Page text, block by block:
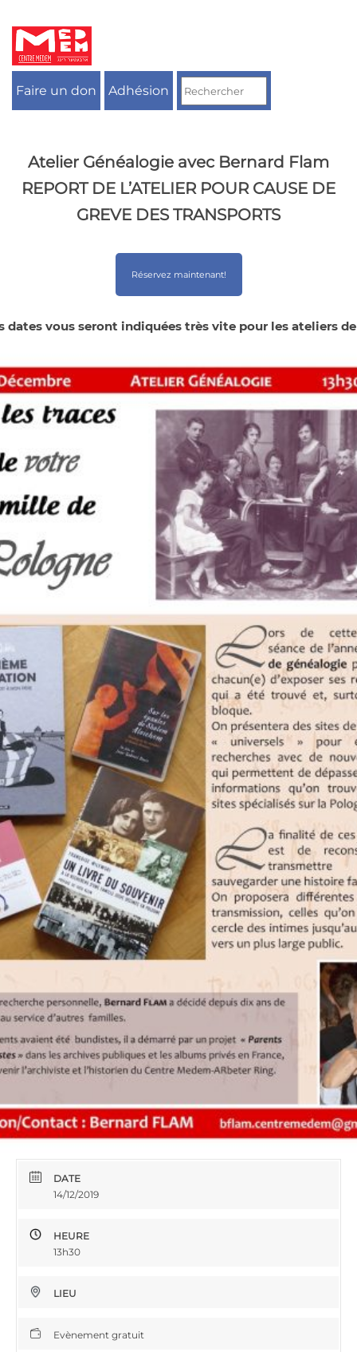
contenu
Faire un don Adhésion
Atelier Généalogie avec Bernard Flam
REPORT DE L’ATELIER POUR CAUSE DE
GREVE DES TRANSPORTS
Réservez maintenant!
dates vous seront indiquées très vite pour les ateliers
DATE
14/12/2019
HEURE
13h30
LIEU
Evènement gratuit